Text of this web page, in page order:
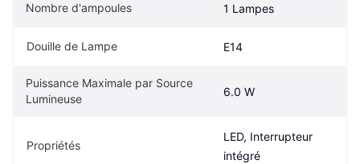
Nombre d'ampoules 1 Lampes
Douille de Lampe E14
Puissance Maximale par Source
Lumineuse
6.0 W
Propriétés
LED, Interrupteur
intégré